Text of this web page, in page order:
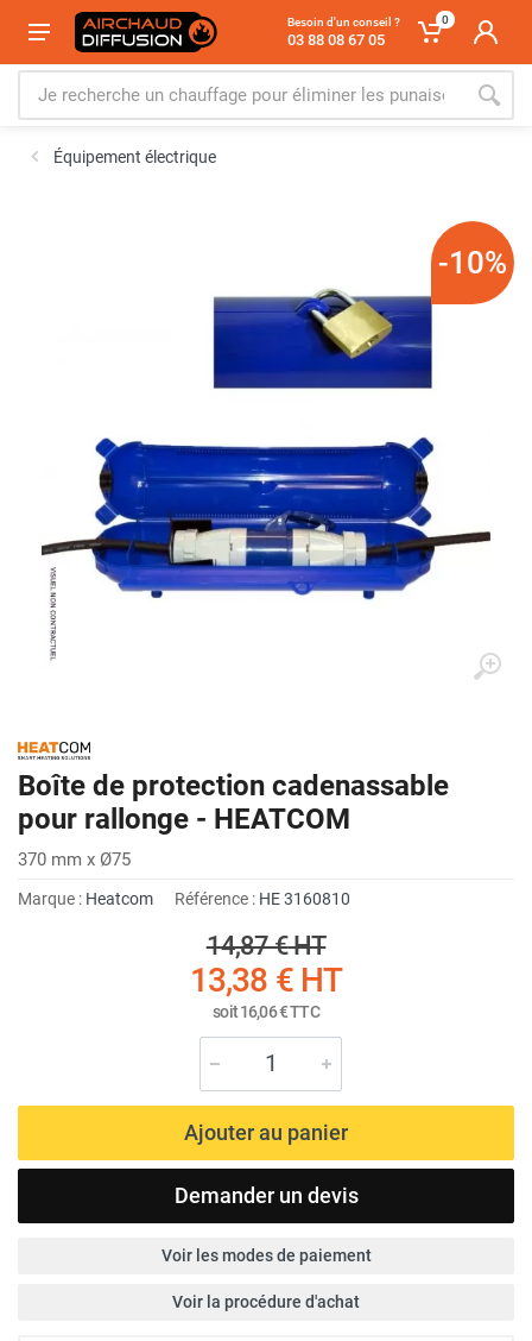
Besoin d'un conseil ?
03 88 08 67 05
0
Équipement électrique
-10%
Boîte de protection cadenassable
pour rallonge - HEATCOM
370 mm x Ø75
Marque : Heatcom Référence : HE 3160810
14,87 €HT
13,38 €HT
soit16,06 €TTC
Ajouter au panier
Demander un devis
Voir les modes de paiement
Voir la procédure d'achat